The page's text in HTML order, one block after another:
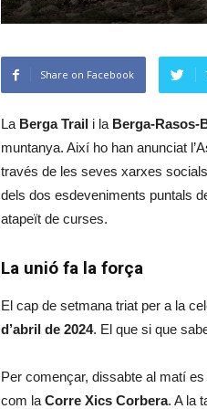
Share on Facebook
La Berga Trail i la Berga-Rasos-
muntanya. Així ho han anunciat
través de les seves xarxes
dels dos esdeveniments puntals
atapeït de curses.
La unió fa la força
El cap de setmana triat per a la
d’abril de 2024. El que si que
Per començar, dissabte al matí
com la Corre Xics Corbera. A la